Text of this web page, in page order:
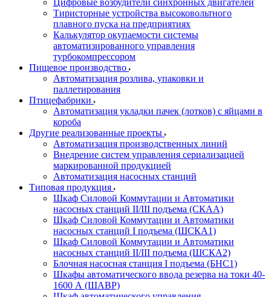
Цифровые возбудители синхронных двигателей
Тиристорные устройства высоковольтного
плавного пуска на предприятиях
Калькулятор окупаемости системы
автоматизированного управления
турбокомпрессором
Пищевое производство
Автоматизация розлива, упаковки и
паллетирования
Птицефабрики
Автоматизация укладки пачек (лотков) с яйцами в
короба
Другие реализованные проекты
Автоматизация производственных линий
Внедрение систем управления сериализацией
маркированной продукцией
Автоматизация насосных станций
Типовая продукция
Шкаф Силовой Коммутации и Автоматики
насосных станций II/III подъема (СКАА)
Шкаф Силовой Коммутации и Автоматики
насосных станций I подъема (ШСКА1)
Шкаф Силовой Коммутации и Автоматики
насосных станций II/III подъема (ШСКА2)
Блочная насосная станция I подъема (БНС1)
Шкафы автоматического ввода резерва на токи 40-
1600 А (ШАВР)